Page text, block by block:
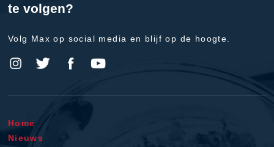
te volgen?
Volg Max op social media en blijf op de hoogte.
Home
Nieuws